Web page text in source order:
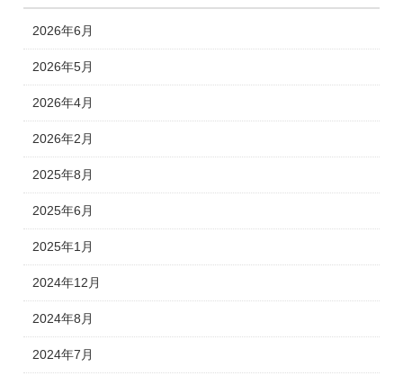
2026年6月
2026年5月
2026年4月
2026年2月
2025年8月
2025年6月
2025年1月
2024年12月
2024年8月
2024年7月